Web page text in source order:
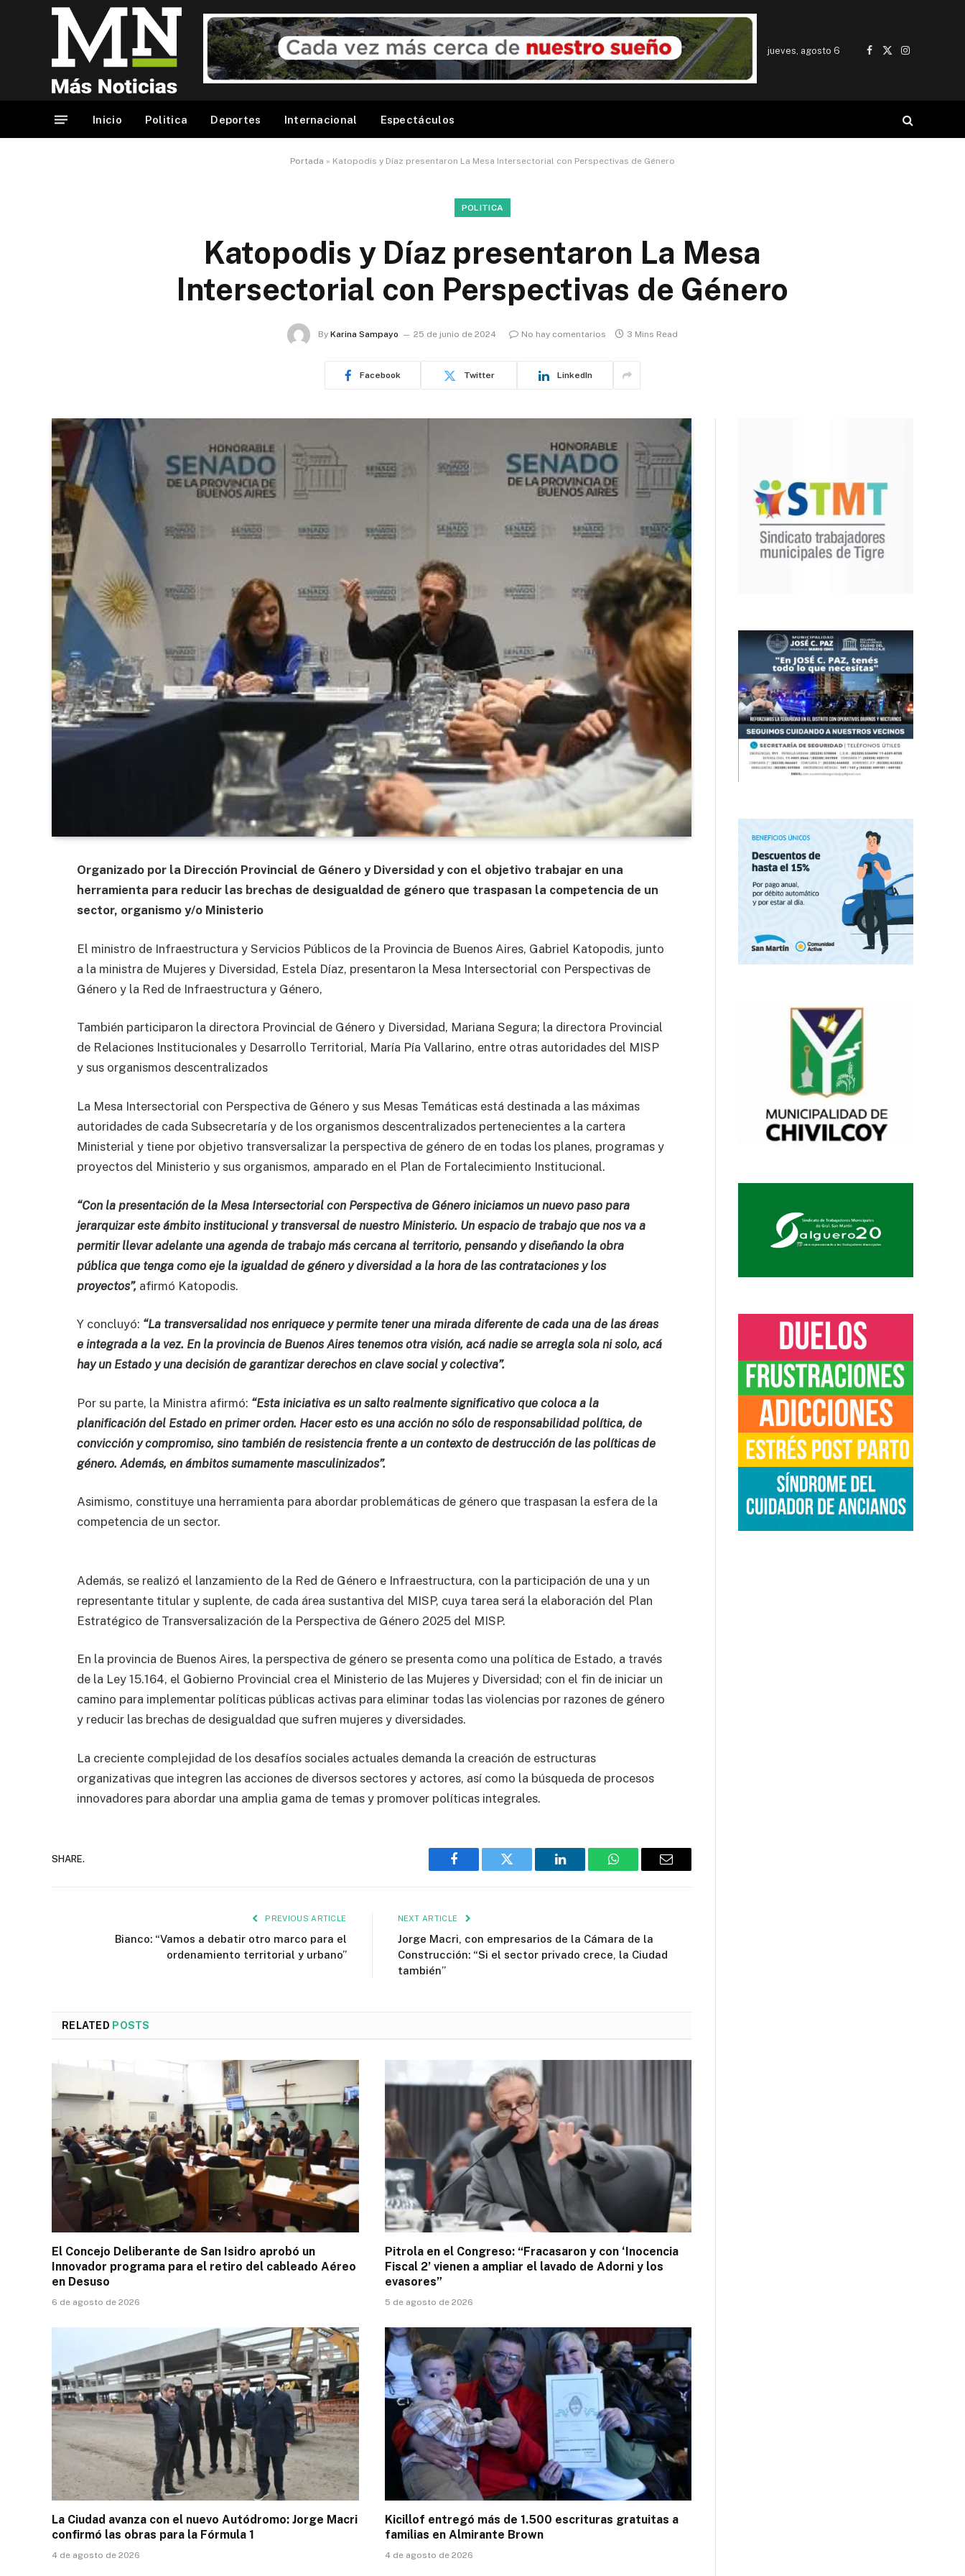
jueves, agosto 6
Facebook
X
Instagram
Inicio Politica Deportes Internacional Espectáculos
Portada » Katopodis y Díaz presentaron La Mesa Intersectorial con Perspectivas de Género
POLITICA
Katopodis y Díaz presentaron La Mesa
Intersectorial con Perspectivas de Género
By Karina Sampayo 25 de junio de 2024 No hay comentarios 3 Mins Read
Facebook Twitter LinkedIn
Organizado por la Dirección Provincial de Género y Diversidad y con el objetivo trabajar en una
herramienta para reducir las brechas de desigualdad de género que traspasan la competencia de un
sector, organismo y/o Ministerio
El ministro de Infraestructura y Servicios Públicos de la Provincia de Buenos Aires, Gabriel Katopodis, junto
a la ministra de Mujeres y Diversidad, Estela Díaz, presentaron la Mesa Intersectorial con Perspectivas de
Género y la Red de Infraestructura y Género,
También participaron la directora Provincial de Género y Diversidad, Mariana Segura; la directora Provincial
de Relaciones Institucionales y Desarrollo Territorial, María Pía Vallarino, entre otras autoridades del MISP
y sus organismos descentralizados
La Mesa Intersectorial con Perspectiva de Género y sus Mesas Temáticas está destinada a las máximas
autoridades de cada Subsecretaría y de los organismos descentralizados pertenecientes a la cartera
Ministerial y tiene por objetivo transversalizar la perspectiva de género de en todas los planes, programas y
proyectos del Ministerio y sus organismos, amparado en el Plan de Fortalecimiento Institucional.
“Con la presentación de la Mesa Intersectorial con Perspectiva de Género iniciamos un nuevo paso para
jerarquizar este ámbito institucional y transversal de nuestro Ministerio. Un espacio de trabajo que nos va a
permitir llevar adelante una agenda de trabajo más cercana al territorio, pensando y diseñando la obra
pública que tenga como eje la igualdad de género y diversidad a la hora de las contrataciones y los
proyectos”, afirmó Katopodis.
Y concluyó: “La transversalidad nos enriquece y permite tener una mirada diferente de cada una de las áreas
e integrada a la vez. En la provincia de Buenos Aires tenemos otra visión, acá nadie se arregla sola ni solo, acá
hay un Estado y una decisión de garantizar derechos en clave social y colectiva”.
Por su parte, la Ministra afirmó: “Esta iniciativa es un salto realmente significativo que coloca a la
planificación del Estado en primer orden. Hacer esto es una acción no sólo de responsabilidad política, de
convicción y compromiso, sino también de resistencia frente a un contexto de destrucción de las políticas de
género. Además, en ámbitos sumamente masculinizados”.
Asimismo, constituye una herramienta para abordar problemáticas de género que traspasan la esfera de la
competencia de un sector.
Además, se realizó el lanzamiento de la Red de Género e Infraestructura, con la participación de una y un
representante titular y suplente, de cada área sustantiva del MISP, cuya tarea será la elaboración del Plan
Estratégico de Transversalización de la Perspectiva de Género 2025 del MISP.
En la provincia de Buenos Aires, la perspectiva de género se presenta como una política de Estado, a través
de la Ley 15.164, el Gobierno Provincial crea el Ministerio de las Mujeres y Diversidad; con el fin de iniciar un
camino para implementar políticas públicas activas para eliminar todas las violencias por razones de género
y reducir las brechas de desigualdad que sufren mujeres y diversidades.
La creciente complejidad de los desafíos sociales actuales demanda la creación de estructuras
organizativas que integren las acciones de diversos sectores y actores, así como la búsqueda de procesos
innovadores para abordar una amplia gama de temas y promover políticas integrales.
SHARE.
Facebook Twitter LinkedIn WhatsAppEmail
PREVIOUS ARTICLE
Bianco: “Vamos a debatir otro marco para el
ordenamiento territorial y urbano”
NEXT ARTICLE
Jorge Macri, con empresarios de la Cámara de la
Construcción: “Si el sector privado crece, la Ciudad
también”
RELATED POSTS
El Concejo Deliberante de San Isidro aprobó un
Innovador programa para el retiro del cableado Aéreo
en Desuso
6 de agosto de 2026
Pitrola en el Congreso: “Fracasaron y con ‘Inocencia
Fiscal 2’ vienen a ampliar el lavado de Adorni y los
evasores”
5 de agosto de 2026
La Ciudad avanza con el nuevo Autódromo: Jorge Macri
confirmó las obras para la Fórmula 1
4 de agosto de 2026
Kicillof entregó más de 1.500 escrituras gratuitas a
familias en Almirante Brown
4 de agosto de 2026